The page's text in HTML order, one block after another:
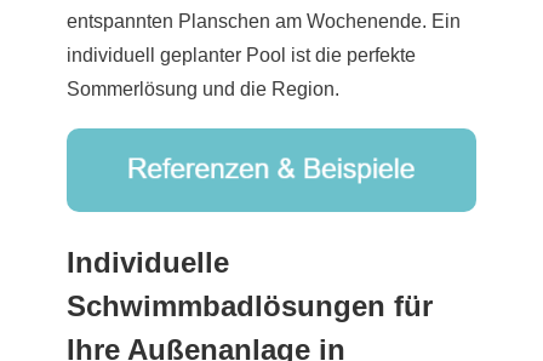
entspannten Planschen am Wochenende. Ein
individuell geplanter Pool ist die perfekte
Sommerlösung und die Region.
Individuelle
Schwimmbadlösungen für
Ihre Außenanlage in